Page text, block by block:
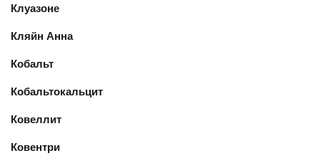
Клуазоне
Кляйн Анна
Кобальт
Кобальтокальцит
Ковеллит
Ковентри